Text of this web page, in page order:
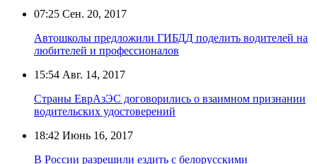
07:25 Сен. 20, 2017
Автошколы предложили ГИБДД поделить водителей на
любителей и профессионалов
15:54 Авг. 14, 2017
Страны ЕврАзЭС договорились о взаимном признании
водительских удостоверений
18:42 Июнь 16, 2017
В России разрешили ездить с белорусскими